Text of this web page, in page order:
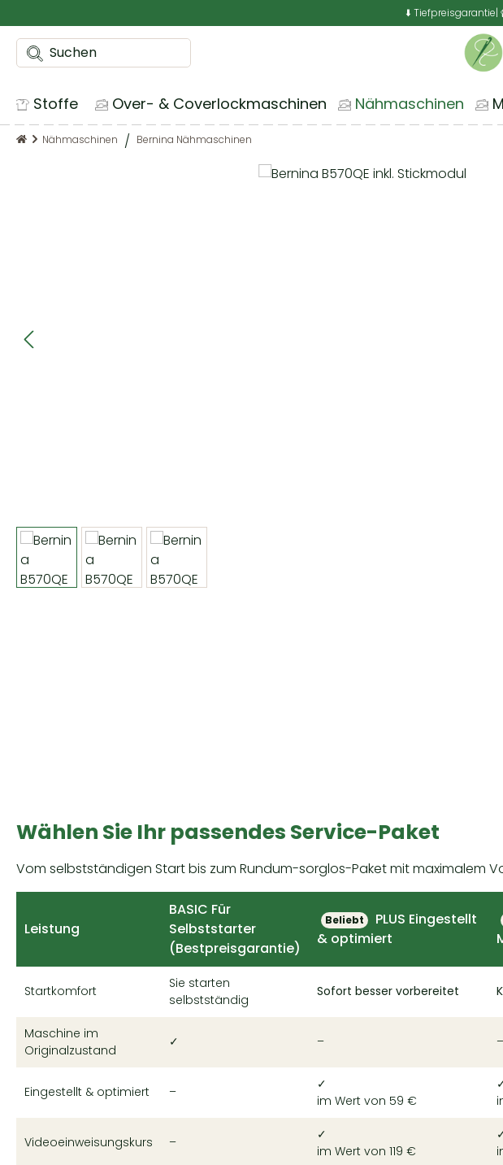
⬇️ Tiefpreisgarantie|
Stoffe Over- & Coverlockmaschinen Nähmaschinen
Nähmaschinen Bernina Nähmaschinen
Wählen Sie Ihr passendes Service-Paket
Vom selbstständigen Start bis zum Rundum-sorglos-Paket mit maximalem
Leistung
BASIC Für
Selbststarter
(Bestpreisgarantie)
Beliebt PLUS Eingestellt
& optimiert
Startkomfort
Sie starten
selbstständig
Sofort besser vorbereitet
Maschine im
Originalzustand
✓ – –
Eingestellt & optimiert –
✓
im Wert von 59 €
Videoeinweisungskurs –
✓
im Wert von 119 €